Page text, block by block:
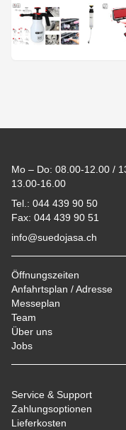
Mo – Do: 08.00-12.00 /
13.00-16.00
Tel.: 044 439 90 50
Fax: 044 439 90 51
info@suedojasa.ch
Öffnungszeiten
Anfahrtsplan / Adresse
Messeplan
Team
Über uns
Jobs
Service & Support
Zahlungsoptionen
Lieferkosten